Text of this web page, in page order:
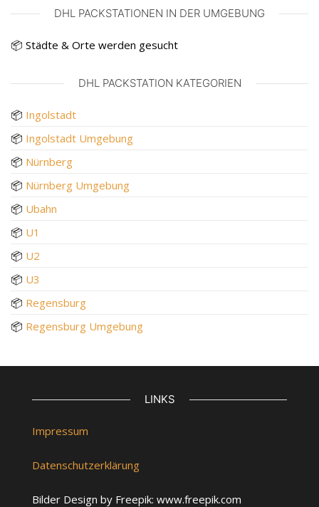
DHL PACKSTATIONEN IN DER UMGEBUNG
📦 Städte & Orte werden gesucht
DHL PACKSTATION KATEGORIEN
📦 Ingolstadt
📦 Ingolstadt Umgebung
📦 Nürnberg
📦 Nürnberg Umgebung
📦 Ubahn
📦 U1
📦 U2
📦 U3
📦 Regensburg
📦 Regensburg Umgebung
LINKS
Impressum
Datenschutzerklärung
Bilder Design by Freepik: www.freepik.com